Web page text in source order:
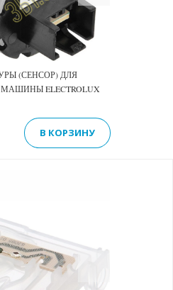
(СЕНСОР) ДЛЯ
ELECTROLUX
В КОРЗИНУ